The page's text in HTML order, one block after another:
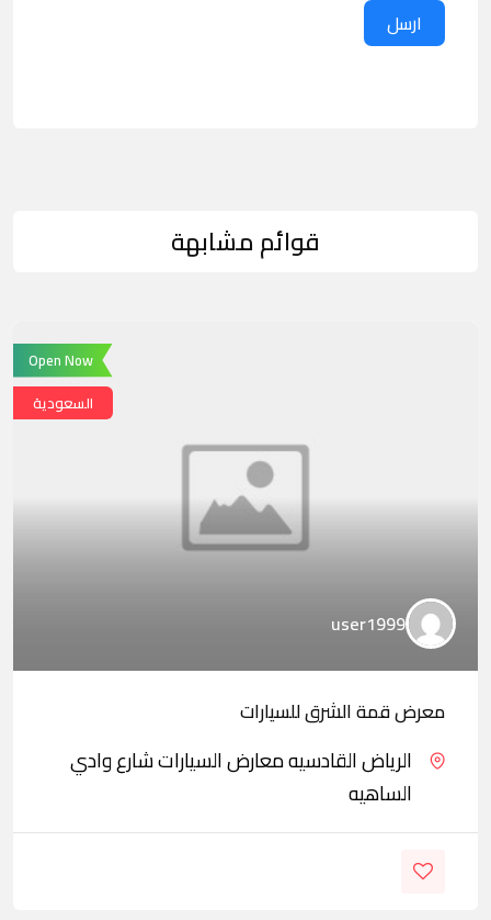
ارسل
قوائم مشابهة
Open Now
السعودية
user1999
معرض قمة الشرق للسيارات
الرياض القادسيه معارض السيارات شارع وادي
الساهيه